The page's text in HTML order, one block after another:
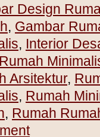
Design
, Gambar
, Interior
Arsitektur,
, Rumah
, Rumah